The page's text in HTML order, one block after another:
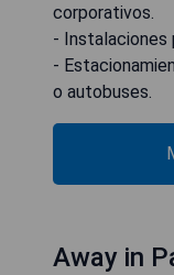
corporativos.
- Instalaciones
-
o autobuses.
Away in